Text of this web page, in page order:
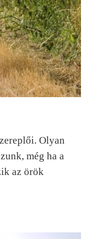
Olyan
még ha a
az örök